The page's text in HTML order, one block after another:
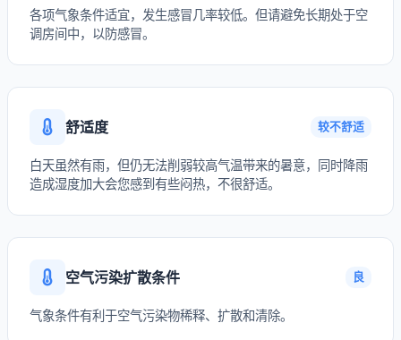
各项气象条件适宜，发生感冒几率较低。但请避免长期处于空
调房间中，以防感冒。
舒适度 较不舒适
白天虽然有雨，但仍无法削弱较高气温带来的暑意，同时降雨
造成湿度加大会您感到有些闷热，不很舒适。
空气污染扩散条件 良
气象条件有利于空气污染物稀释、扩散和清除。